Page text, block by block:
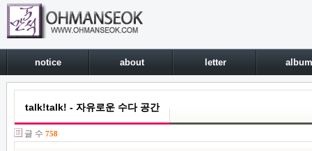
notice about letter album
talk!talk! - 자유로운 수다 공간
글 수 758